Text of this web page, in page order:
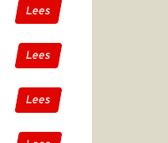
Lees
Lees
Lees